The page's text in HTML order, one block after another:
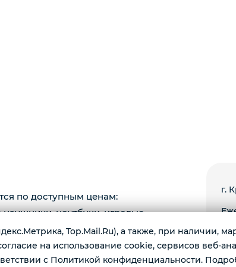
по доступным ценам:
ноутбуки, игровые
другое.
г.
Top.Mail.Ru), а также, при наличии,
на использование cookie, сервисов веб-
с Политикой конфиденциальности.